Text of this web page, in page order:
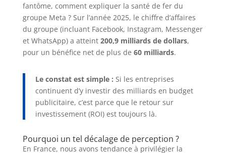
fantôme, comment expliquer la santé de fer du
groupe Meta ? Sur l’année 2025, le chiffre d’affaires
du groupe (incluant Facebook, Instagram, Messenger
et WhatsApp) a atteint 200,9 milliards de dollars,
pour un bénéfice net de plus de 60 milliards.
Le constat est simple : Si les entreprises
continuent d’y investir des milliards en budget
publicitaire, c’est parce que le retour sur
investissement (ROI) est toujours là.
Pourquoi un tel décalage de perception ?
En France, nous avons tendance à privilégier la